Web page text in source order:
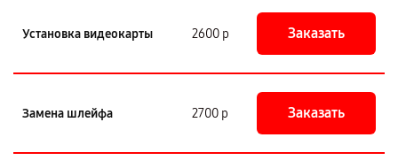
Установка видеокарты 2600 р Заказать
Замена шлейфа 2700 р Заказать